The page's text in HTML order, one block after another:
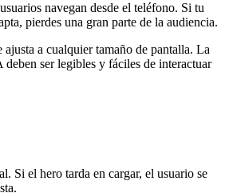
navegan desde el teléfono. Si tu
pierdes una gran parte de la audiencia.
ajusta a cualquier tamaño de pantalla. La
ser legibles y fáciles de interactuar
Si el hero tarda en cargar, el usuario se